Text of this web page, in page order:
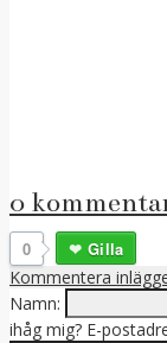
0
0
Gilla
Kommentera
Namn:
ihåg mig? E-